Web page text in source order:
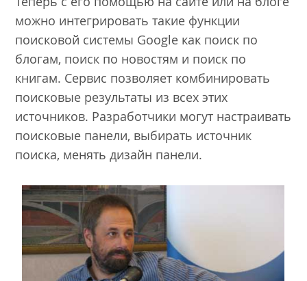
можно интегрировать такие функции
поисковой системы Google как поиск по
блогам, поиск по новостям и поиск по
книгам. Сервис позволяет комбинировать
поисковые результаты из всех этих
источников. Разработчики могут настраивать
поисковые панели, выбирать источник
поиска, менять дизайн панели.